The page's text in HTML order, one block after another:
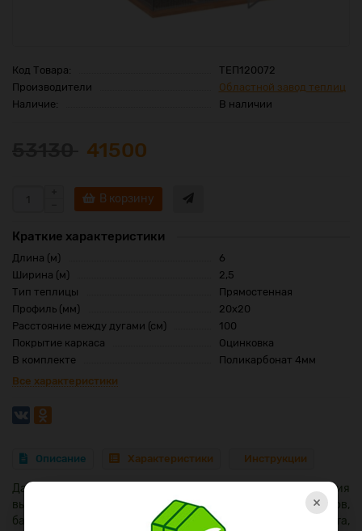
Код Товара:
ТЕП120072
Производители
Областной завод теплиц
Наличие:
В наличии
41500
В корзину
Краткие характеристики
Длина (м)
6
Ширина (м)
2,5
Тип теплицы
Прямостенная
Профиль (мм)
20x20
Расстояние между дугами (см)
100
Покрытие каркаса
Оцинковка
В комплекте
Поликарбонат 4мм
Все характеристики
Описание Характеристики Инструкции
Данная модель теплицы оптимальна для выращивания
высокорослых и среднерослых овощных культур (огурцов,
баклажанов, перца, томатов), зелени (укропа, салата,
×